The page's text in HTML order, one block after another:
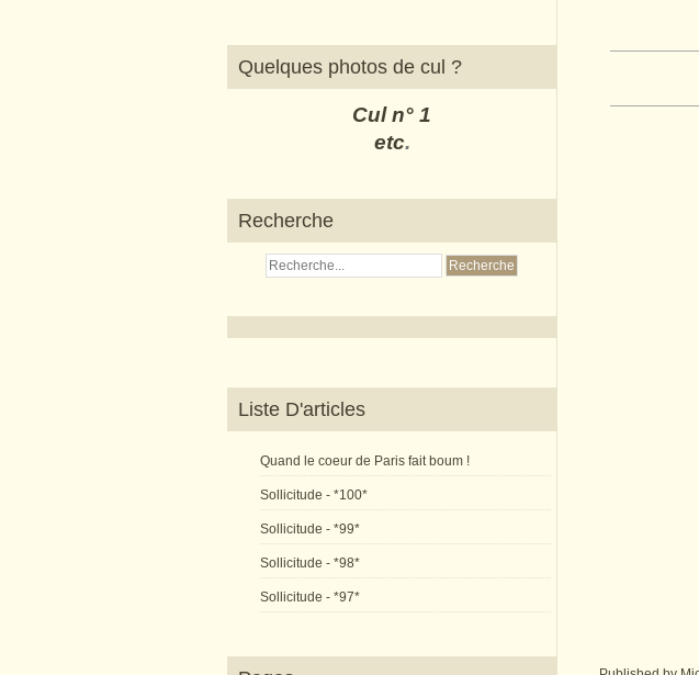
Quelques photos de cul ?
Cul n° 1
etc.
Recherche
Liste D'articles
Quand le coeur de Paris fait boum !
Sollicitude - *100*
Sollicitude - *99*
Sollicitude - *98*
Sollicitude - *97*